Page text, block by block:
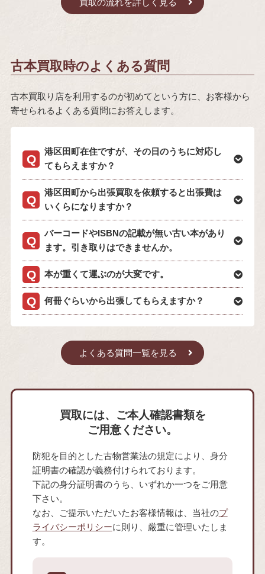
買取の流れを詳しく見る
古本買取時のよくある質問
古本買取り店を利用するのが初めてという方に、お客様から
寄せられるよくある質問にお答えします。
港区田町在住ですが、その日のうちに対応し
てもらえますか？
港区田町から出張買取を依頼すると出張費は
いくらになりますか？
バーコードやISBNの記載が無い古い本があり
ます。引き取りはできませんか。
本が重くて運ぶのが大変です。
何冊ぐらいから出張してもらえますか？
よくある質問一覧を見る
買取には、ご本人確認書類を
ご用意ください。
防犯を目的とした古物営業法の規定により、身分
証明書の確認が義務付けられております。
下記の身分証明書のうち、いずれか一つをご用意
下さい。
なお、ご提示いただいたお客様情報は、当社のプ
ライバシーポリシーに則り、厳重に管理いたしま
す。